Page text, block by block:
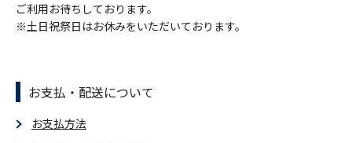
ご利用お待ちしております。
※土日祝祭日はお休みをいただいております。
お支払・配送について
お支払方法